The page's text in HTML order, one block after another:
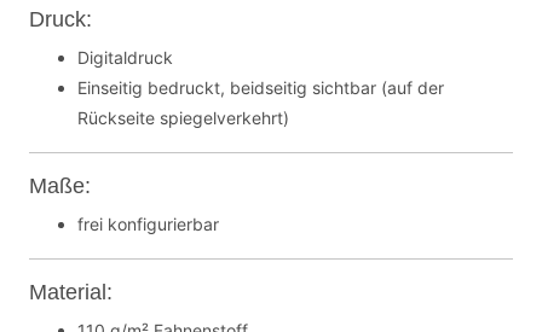
Druck:
Digitaldruck
Einseitig bedruckt, beidseitig sichtbar (auf der
Rückseite spiegelverkehrt)
Maße:
frei konfigurierbar
Material: